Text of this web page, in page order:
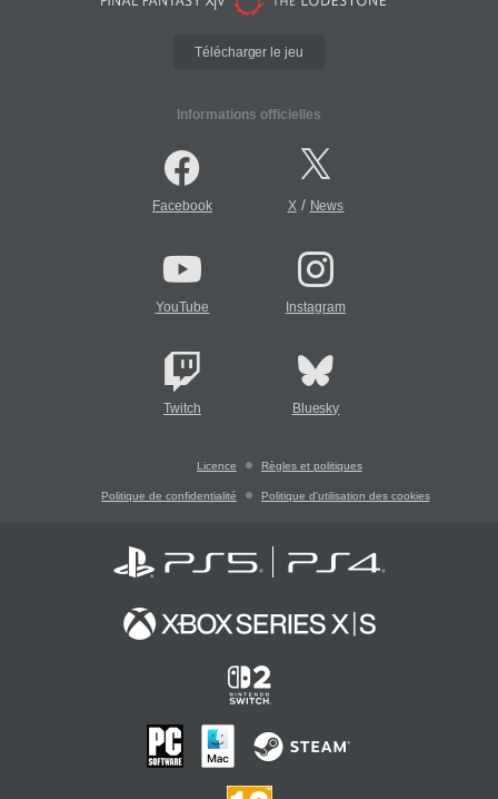
Télécharger le jeu
Informations officielles
Facebook X/ News
YouTube Instagram
Twitch Bluesky
Licence Règles et politiques
Politique de confidentialité Politique d'utilisation des cookies